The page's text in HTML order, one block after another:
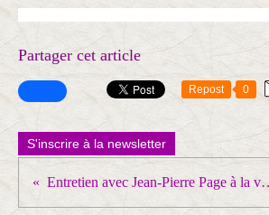
Partager cet article
Repost 0
S'inscrire à la newsletter
Entretien avec Jean-Pierre